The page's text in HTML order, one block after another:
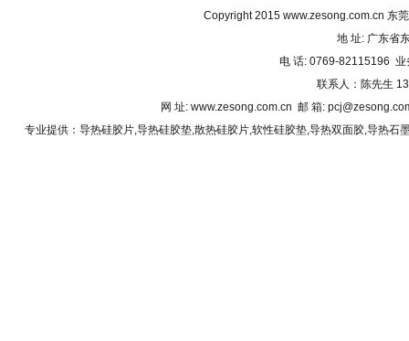
Copyright 2015 www.zesong.com.cn 东
地 址: 广东省
电 话: 0769-82115196
联系人：陈先生
网 址: www.zesong.com.cn 邮 箱:
专业提供： 导热硅胶片,导热硅胶垫,散热硅胶片,软性硅胶垫,导热双面胶,导热石